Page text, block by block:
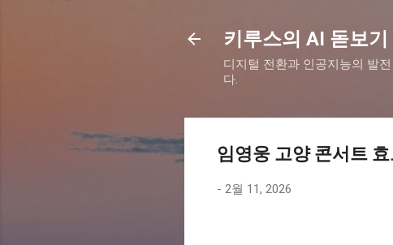
키루스의 AI 돋보기
디지털 전환과 인공지능의 발
다.
임영웅 고양 콘서트
- 2월 11, 2026